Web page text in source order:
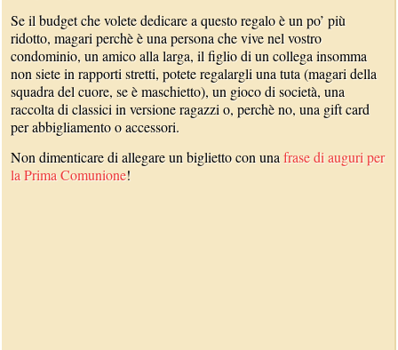
Se il budget che volete dedicare a questo regalo è un po’ più
ridotto, magari perchè è una persona che vive nel vostro
condominio, un amico alla larga, il figlio di un collega insomma
non siete in rapporti stretti, potete regalargli una tuta (magari della
squadra del cuore, se è maschietto), un gioco di società, una
raccolta di classici in versione ragazzi o, perchè no, una gift card
per abbigliamento o accessori.
Non dimenticare di allegare un biglietto con unafrase di auguri per
la Prima Comunione!